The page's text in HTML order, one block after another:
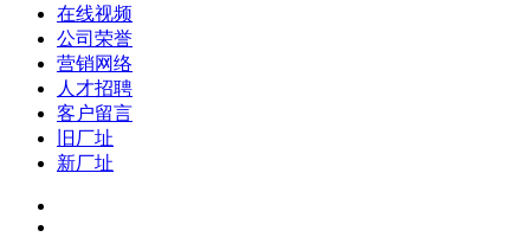
在线视频
公司荣誉
营销网络
人才招聘
客户留言
旧厂址
新厂址